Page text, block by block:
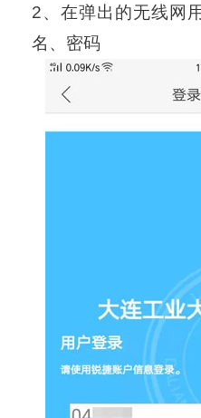
2、在弹出的无线网
名、密码